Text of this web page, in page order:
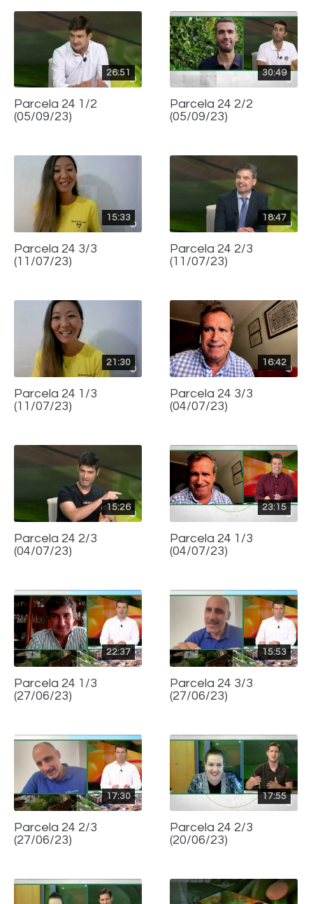
26:51
Parcela 24 1/2
(05/09/23)
30:49
Parcela 24 2/2
(05/09/23)
15:33
Parcela 24 3/3
(11/07/23)
18:47
Parcela 24 2/3
(11/07/23)
21:30
Parcela 24 1/3
(11/07/23)
16:42
Parcela 24 3/3
(04/07/23)
15:26
Parcela 24 2/3
(04/07/23)
23:15
Parcela 24 1/3
(04/07/23)
22:37
Parcela 24 1/3
(27/06/23)
15:53
Parcela 24 3/3
(27/06/23)
17:30
Parcela 24 2/3
(27/06/23)
17:55
Parcela 24 2/3
(20/06/23)